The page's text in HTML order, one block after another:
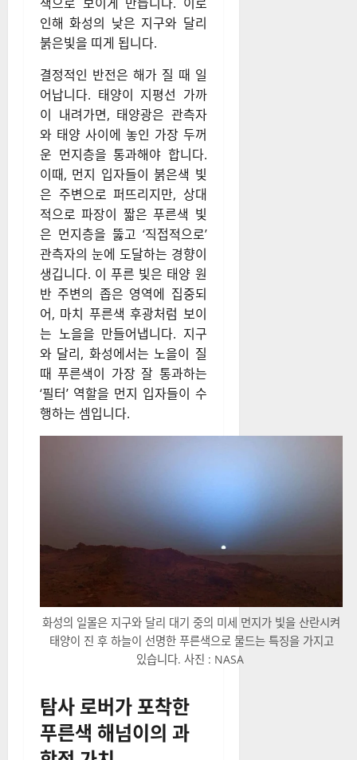
인해 화성의 낮은 지구와 달리
붉은빛을 띠게 됩니다.
결정적인 반전은 해가 질 때 일
어납니다. 태양이 지평선 가까
이 내려가면, 태양광은 관측자
와 태양 사이에 놓인 가장 두꺼
운 먼지층을 통과해야 합니다.
이때, 먼지 입자들이 붉은색 빛
은 주변으로 퍼뜨리지만, 상대
적으로 파장이 짧은 푸른색 빛
은 먼지층을 뚫고 ‘직접적으로’
관측자의 눈에 도달하는 경향이
생깁니다. 이 푸른 빛은 태양 원
반 주변의 좁은 영역에 집중되
어, 마치 푸른색 후광처럼 보이
는 노을을 만들어냅니다. 지구
와 달리, 화성에서는 노을이 질
때 푸른색이 가장 잘 통과하는
‘필터’ 역할을 먼지 입자들이 수
행하는 셈입니다.
화성의 일몰은 지구와 달리 대기 중의 미세 먼지가 빛을 산란시켜
태양이 진 후 하늘이 선명한 푸른색으로 물드는 특징을 가지고
있습니다. 사진 : NASA
탐사 로버가 포착한
푸른색 해넘이의 과